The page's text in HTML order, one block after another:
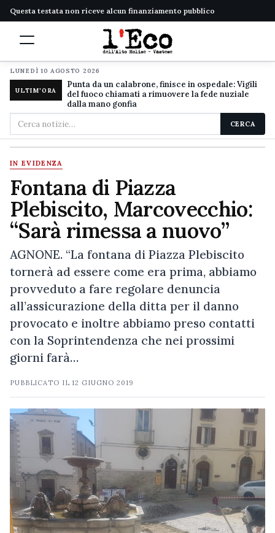
Questa testata non riceve alcun finanziamento pubblico
LUNEDÌ 10 AGOSTO 2026
ULTIM'ORA
Punta da un calabrone, finisce in ospedale: Vigili
del fuoco chiamati a rimuovere la fede nuziale
dalla mano gonfia
Cerca
nel
sito
CERCA
IN EVIDENZA
Fontana di Piazza
Plebiscito, Marcovecchio:
“Sarà rimessa a nuovo”
AGNONE. “La fontana di Piazza Plebiscito
tornerà ad essere come era prima, abbiamo
provveduto a fare regolare denuncia
all’assicurazione della ditta per il danno
provocato e inoltre abbiamo preso contatti
con la Soprintendenza che nei prossimi
giorni farà…
PUBBLICATO IL12 GIUGNO 2019